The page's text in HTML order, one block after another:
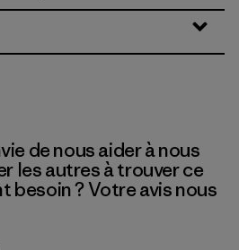
de nous aider à nous
les autres à trouver ce
besoin ? Votre avis nous